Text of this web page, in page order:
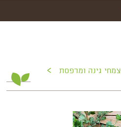
צמחי גינה ומרפסת
>